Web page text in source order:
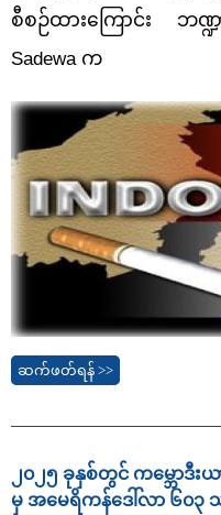
စီစဉ်ထားကြောင်း ဘဏ္ဍ
Sadewa က
ဆက်ဖတ်ရန် >>
၂၀၂၅ ခုနှစ်တွင် ကမ္ဘောဒီ
မှ အမေရိကန်ဒေါ်လာ ၆၀၃